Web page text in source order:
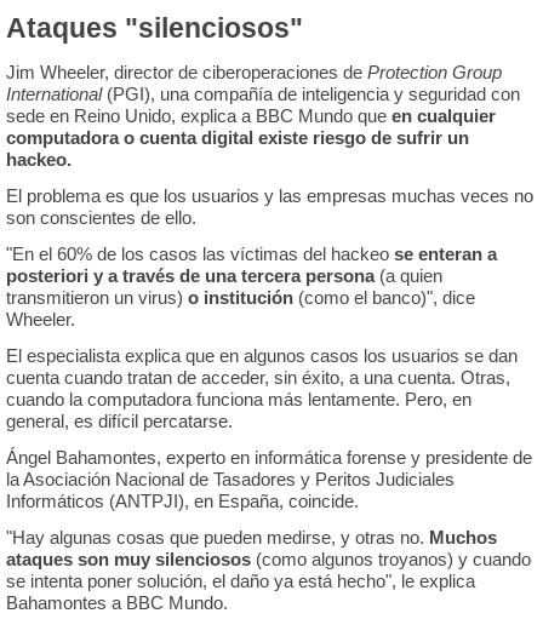
Ataques "silenciosos"
Jim Wheeler, director de ciberoperaciones de Protection Group
International(PGI), una compañía de inteligencia y seguridad con
sede en Reino Unido, explica a BBC Mundo que en cualquier
computadora o cuenta digital existe riesgo de sufrir un
hackeo.
El problema es que los usuarios y las empresas muchas veces no
son conscientes de ello.
"En el 60% de los casos las víctimas del hackeose enteran a
posteriori y a través de una tercera persona(a quien
transmitieron un virus) o institución(como el banco)", dice
Wheeler.
El especialista explica que en algunos casos los usuarios se dan
cuenta cuando tratan de acceder, sin éxito, a una cuenta. Otras,
cuando la computadora funciona más lentamente. Pero, en
general, es difícil percatarse.
Ángel Bahamontes, experto en informática forense y presidente de
la Asociación Nacional de Tasadores y Peritos Judiciales
Informáticos (ANTPJI), en España, coincide.
"Hay algunas cosas que pueden medirse, y otras no. Muchos
ataques son muy silenciosos(como algunos troyanos) y cuando
se intenta poner solución, el daño ya está hecho", le explica
Bahamontes a BBC Mundo.